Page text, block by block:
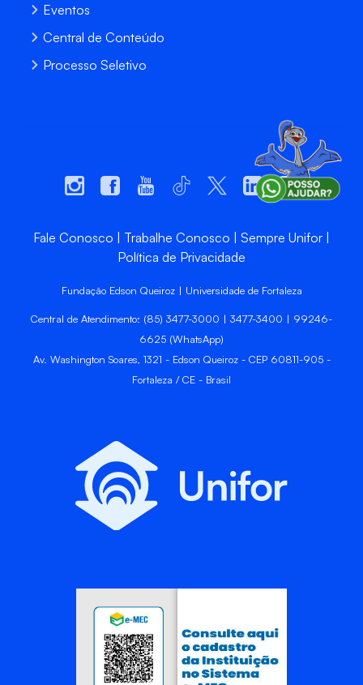
Eventos
Central de Conteúdo
Processo Seletivo
Fale Conosco Trabalhe Conosco
Sempre Unifor
Política de Privacidade
Fundação Edson Queiroz | Universidade de Fortaleza
Central de Atendimento: (85) 3477-3000 | 3477-3400 | 99246-
6625 (WhatsApp)
Av. Washington Soares, 1321 - Edson Queiroz - CEP 60811-905 -
Fortaleza / CE - Brasil